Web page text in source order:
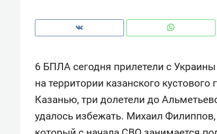
6 БПЛА сегодня прилетели с
на территории казанского
Казанью, три долетели до
удалось избежать. Михаил Филиппов,
Как ГК «МИР ГРУПП» и ВТБ
создают оазис жилого
комфорта под Казанью
150
ID